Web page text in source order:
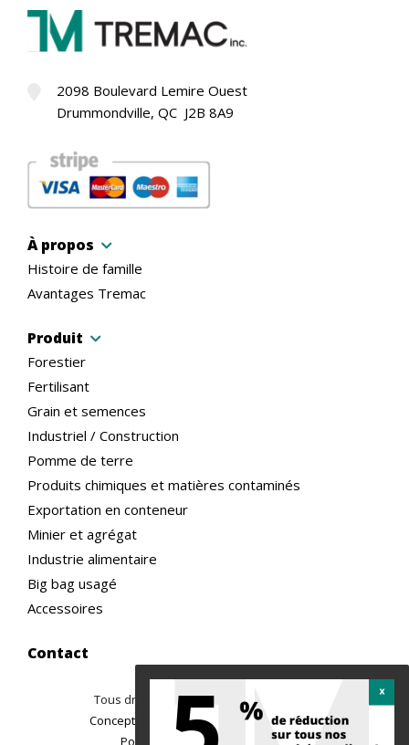
2098 Boulevard Lemire Ouest
Drummondville, QC J2B 8A9
À propos
Histoire de famille
Avantages Tremac
Produit
Forestier
Fertilisant
Grain et semences
Industriel / Construction
Pomme de terre
Produits chimiques et matières contaminés
Exportation en conteneur
Minier et agrégat
Industrie alimentaire
Big bag usagé
Accessoires
Contact
Tous droits réservés ©2026 TREMAC
Conception site web : Ubéo solutions web
Politique de confidentialité
|